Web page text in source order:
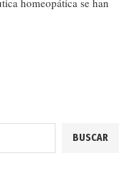
homeopática se han
BUSCAR